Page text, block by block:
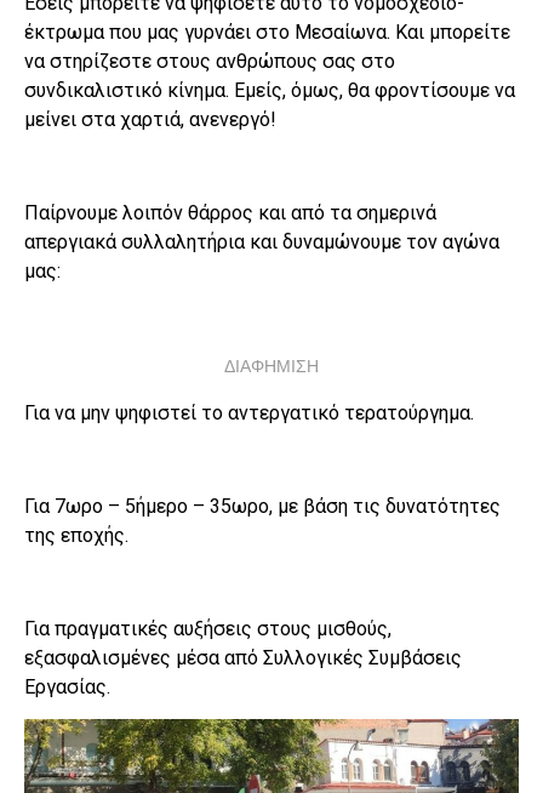
έκτρωμα που μας γυρνάει στο Μεσαίωνα. Και μπορείτε
να στηρίζεστε στους ανθρώπους σας στο
συνδικαλιστικό κίνημα. Εμείς, όμως, θα φροντίσουμε να
μείνει στα χαρτιά, ανενεργό!
Παίρνουμε λοιπόν θάρρος και από τα σημερινά
απεργιακά συλλαλητήρια και δυναμώνουμε τον αγώνα
μας:
ΔΙΑΦΗΜΙΣΗ
Για να μην ψηφιστεί το αντεργατικό τερατούργημα.
Για 7ωρο – 5ήμερο – 35ωρο, με βάση τις δυνατότητες
της εποχής.
Για πραγματικές αυξήσεις στους μισθούς,
εξασφαλισμένες μέσα από Συλλογικές Συμβάσεις
Εργασίας.